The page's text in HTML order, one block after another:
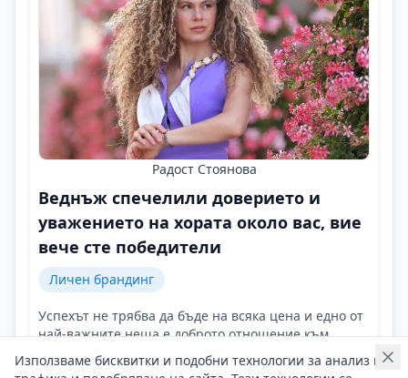
Радост Стоянова
Веднъж спечелили доверието и
уважението на хората около вас, вие
вече сте победители
Личен брандинг
Успехът не трябва да бъде на всяка цена и едно от
най-важните неща е доброто отношение към
хората по пътя ни!
Контакти на Радост Стоянова
Използваме бисквитки и подобни технологии за анализ на